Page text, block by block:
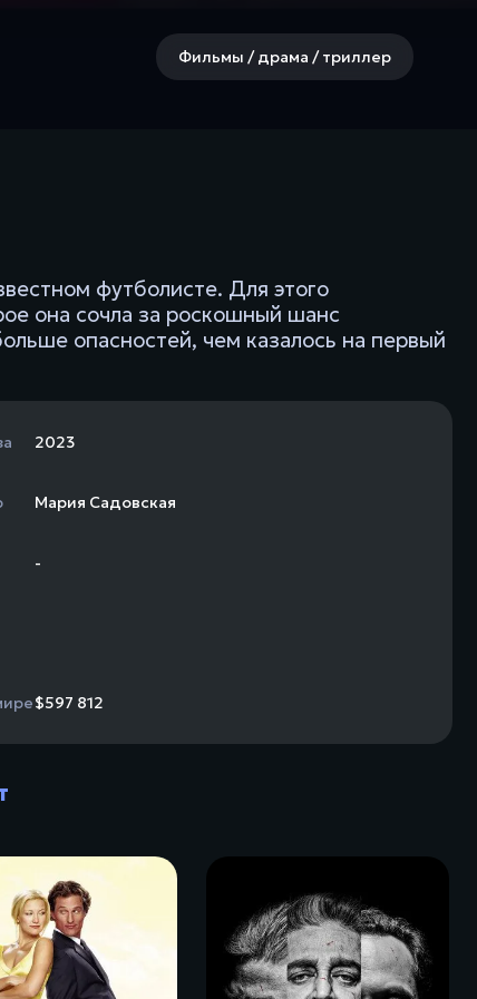
Фильмы / драма / триллер
футболисте. Для этого
она сочла за роскошный шанс
опасностей, чем казалось на первый
2023
Мария Садовская
-
$597 812